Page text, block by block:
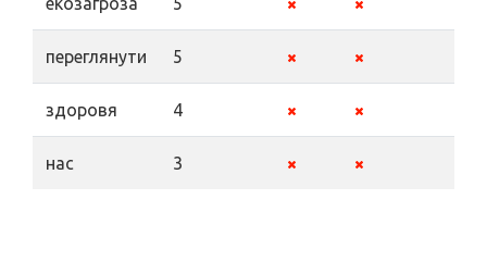
переглянути 5
здоровя 4
нас 3